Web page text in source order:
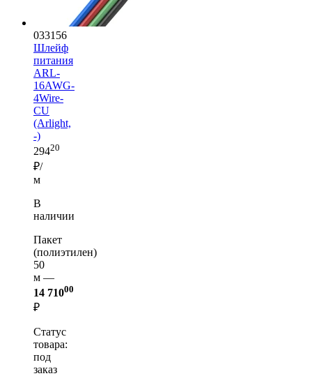
033156
Шлейф
питания
ARL-
16AWG-
4Wire-
CU
(Arlight,
-)
29420
₽/
м
В
наличии
Пакет
(полиэтилен)
50
м —
14 71000
₽
Статус
товара:
под
заказ